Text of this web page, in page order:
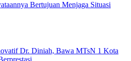
Bertujuan Menjaga Situasi